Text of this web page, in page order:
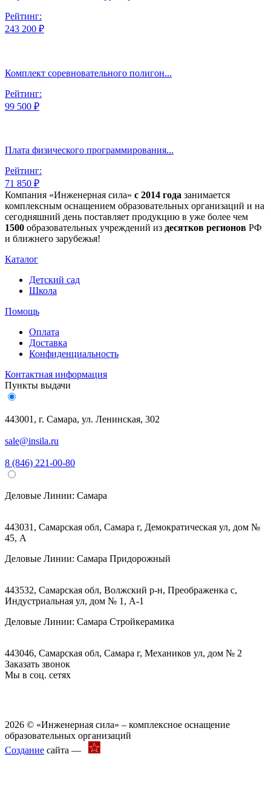
Рейтинг:
243 200 ₽
Комплект соревновательного полигон...
Рейтинг:
99 500 ₽
Плата физического программирования...
Рейтинг:
71 850 ₽
Компания «Инженерная сила» с 2014 года занимается
комплексным оснащением образовательных организаций и на
сегодняшний день поставляет продукцию в уже более чем
1500 образовательных учреждений из десятков регионов РФ
и ближнего зарубежья!
Каталог
Детский сад
Школа
Помощь
Оплата
Доставка
Конфиденциальность
Контактная информация
Пункты выдачи
443001, г. Самара, ул. Ленинская, 302
sale@insila.ru
8 (846) 221-00-80
Деловые Линии: Самара
443031, Самарская обл, Самара г, Демократическая ул, дом №
45, А
Деловые Линии: Самара Придорожный
443532, Самарская обл, Волжский р-н, Преображенка с,
Индустриальная ул, дом № 1, А-1
Деловые Линии: Самара Стройкерамика
443046, Самарская обл, Самара г, Механиков ул, дом № 2
Заказать звонок
Мы в соц. сетях
2026 © «Инженерная сила» – комплексное оснащение
образовательных организаций
Создание сайта —